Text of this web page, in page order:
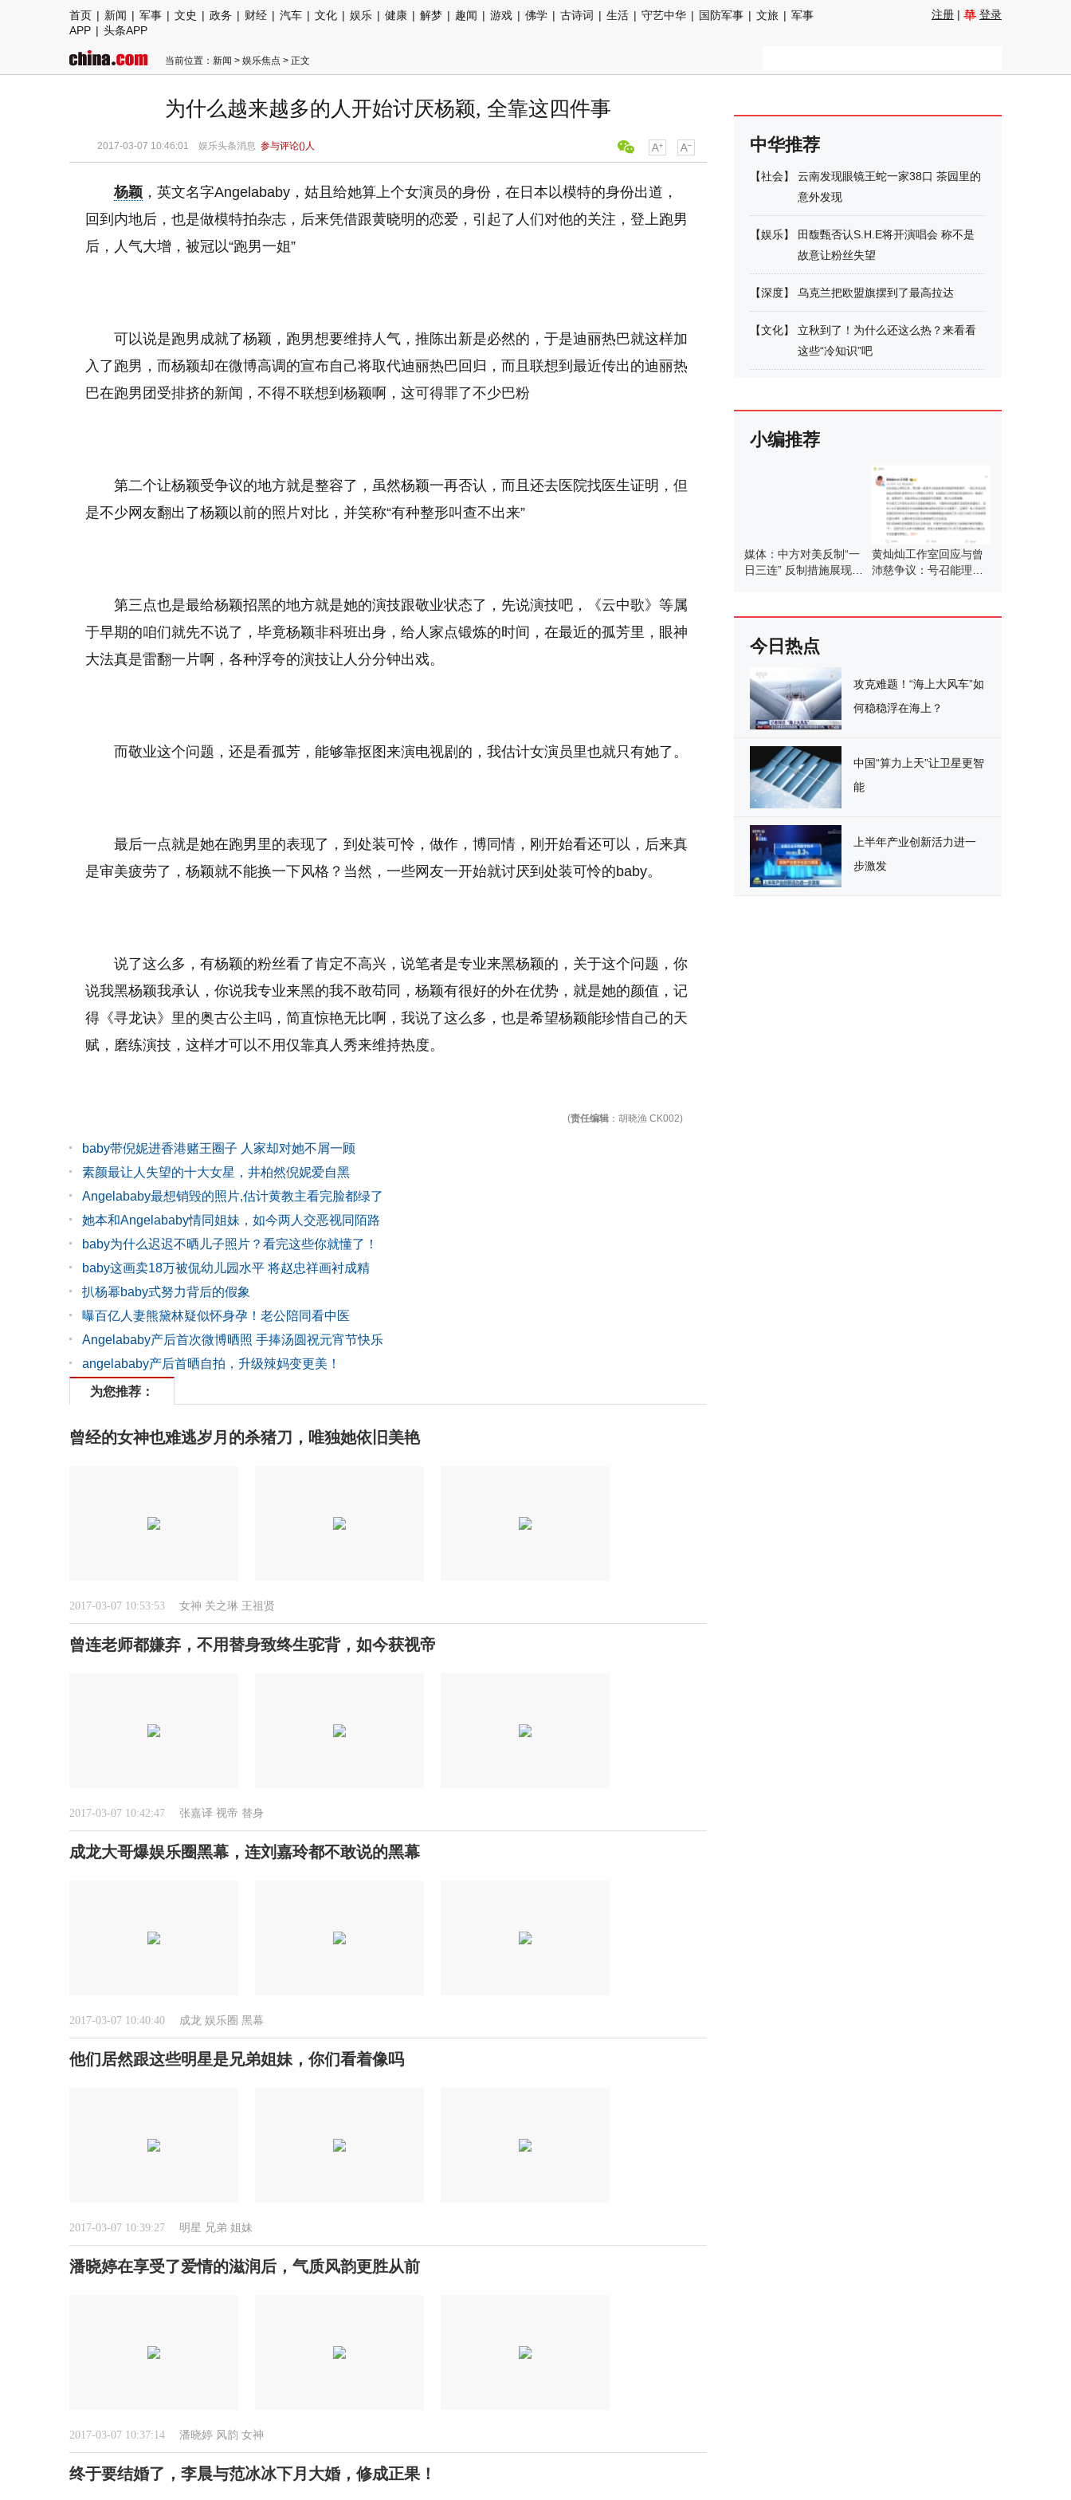
首页 | 新闻 | 军事 | 文史 | 政务 | 财经 | 汽车 | 文化 | 娱乐 | 健康 | 解梦 | 趣闻 | 游戏 | 佛学 | 古诗词 | 生活 | 守艺中华 | 国防军事 | 文旅 | 军事
APP | 头条APP
注册 | 登录
当前位置： 新闻 > 娱乐焦点 > 正文
为什么越来越多的人开始讨厌杨颖, 全靠这四件事
2017-03-07 10:46:01 娱乐头条消息 参与评论()人
杨颖 ，英文名字Angelababy，姑且给她算上个女演员的身份，在日本以模特的身份出道，
回到内地后，也是做模特拍杂志，后来凭借跟黄晓明的恋爱，引起了人们对他的关注，登上跑男
后，人气大增，被冠以“跑男一姐”
可以说是跑男成就了杨颖，跑男想要维持人气，推陈出新是必然的，于是迪丽热巴就这样加
入了跑男，而杨颖却在微博高调的宣布自己将取代迪丽热巴回归，而且联想到最近传出的迪丽热
巴在跑男团受排挤的新闻，不得不联想到杨颖啊，这可得罪了不少巴粉
第二个让杨颖受争议的地方就是整容了，虽然杨颖一再否认，而且还去医院找医生证明，但
是不少网友翻出了杨颖以前的照片对比，并笑称“有种整形叫查不出来”
第三点也是最给杨颖招黑的地方就是她的演技跟敬业状态了，先说演技吧，《云中歌》等属
于早期的咱们就先不说了，毕竟杨颖非科班出身，给人家点锻炼的时间，在最近的孤芳里，眼神
大法真是雷翻一片啊，各种浮夸的演技让人分分钟出戏。
而敬业这个问题，还是看孤芳，能够靠抠图来演电视剧的，我估计女演员里也就只有她了。
最后一点就是她在跑男里的表现了，到处装可怜，做作，博同情，刚开始看还可以，后来真
是审美疲劳了，杨颖就不能换一下风格？当然，一些网友一开始就讨厌到处装可怜的baby。
说了这么多，有杨颖的粉丝看了肯定不高兴，说笔者是专业来黑杨颖的，关于这个问题，你
说我黑杨颖我承认，你说我专业来黑的我不敢苟同，杨颖有很好的外在优势，就是她的颜值，记
得《寻龙诀》里的奥古公主吗，简直惊艳无比啊，我说了这么多，也是希望杨颖能珍惜自己的天
赋，磨练演技，这样才可以不用仅靠真人秀来维持热度。
(责任编辑 ：胡晓渔 CK002)
baby带倪妮进香港赌王圈子 人家却对她不屑一顾
素颜最让人失望的十大女星，井柏然倪妮爱自黑
Angelababy最想销毁的照片,估计黄教主看完脸都绿了
她本和Angelababy情同姐妹，如今两人交恶视同陌路
baby为什么迟迟不晒儿子照片？看完这些你就懂了！
baby这画卖18万被侃幼儿园水平 将赵忠祥画衬成精
扒杨幂baby式努力背后的假象
曝百亿人妻熊黛林疑似怀身孕！老公陪同看中医
Angelababy产后首次微博晒照 手捧汤圆祝元宵节快乐
angelababy产后首晒自拍，升级辣妈变更美！
为您推荐：
曾经的女神也难逃岁月的杀猪刀，唯独她依旧美艳
2017-03-07 10:53:53 女神 关之琳 王祖贤
曾连老师都嫌弃，不用替身致终生驼背，如今获视帝
2017-03-07 10:42:47 张嘉译 视帝 替身
成龙大哥爆娱乐圈黑幕，连刘嘉玲都不敢说的黑幕
2017-03-07 10:40:40 成龙 娱乐圈 黑幕
他们居然跟这些明星是兄弟姐妹，你们看着像吗
2017-03-07 10:39:27 明星 兄弟 姐妹
潘晓婷在享受了爱情的滋润后，气质风韵更胜从前
2017-03-07 10:37:14 潘晓婷 风韵 女神
终于要结婚了，李晨与范冰冰下月大婚，修成正果！
中华推荐
【社会】
云南发现眼镜王蛇一家38口 茶园里的
意外发现
【娱乐】
田馥甄否认S.H.E将开演唱会 称不是
故意让粉丝失望
【深度】 乌克兰把欧盟旗摆到了最高拉达
【文化】
立秋到了！为什么还这么热？来看看
这些“冷知识”吧
小编推荐
媒体：中方对美反制“一
日三连” 反制措施展现决
黄灿灿工作室回应与曾
沛慈争议：号召能理智
今日热点
攻克难题！“海上大风车”如
何稳稳浮在海上？
中国“算力上天”让卫星更智
能
上半年产业创新活力进一
步激发